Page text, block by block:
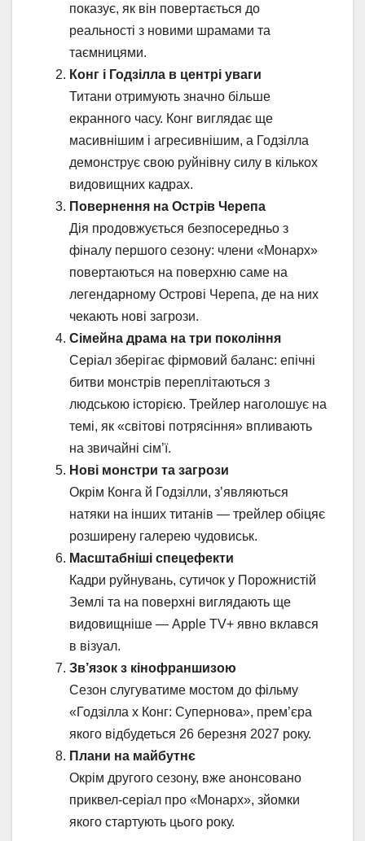
показує, як він повертається до
реальності з новими шрамами та
таємницями.
Конг і Годзілла в центрі уваги
Титани отримують значно більше
екранного часу. Конг виглядає ще
масивнішим і агресивнішим, а Годзілла
демонструє свою руйнівну силу в кількох
видовищних кадрах.
Повернення на Острів Черепа
Дія продовжується безпосередньо з
фіналу першого сезону: члени «Монарх»
повертаються на поверхню саме на
легендарному Острові Черепа, де на них
чекають нові загрози.
Сімейна драма на три покоління
Серіал зберігає фірмовий баланс: епічні
битви монстрів переплітаються з
людською історією. Трейлер наголошує на
темі, як «світові потрясіння» впливають
на звичайні сім’ї.
Нові монстри та загрози
Окрім Конга й Годзілли, з’являються
натяки на інших титанів — трейлер обіцяє
розширену галерею чудовиськ.
Масштабніші спецефекти
Кадри руйнувань, сутичок у Порожнистій
Землі та на поверхні виглядають ще
видовищніше — Apple TV+ явно вклався
в візуал.
Зв’язок з кінофраншизою
Сезон слугуватиме мостом до фільму
«Годзілла x Конг: Супернова», прем’єра
якого відбудеться 26 березня 2027 року.
Плани на майбутнє
Окрім другого сезону, вже анонсовано
приквел-серіал про «Монарх», зйомки
якого стартують цього року.